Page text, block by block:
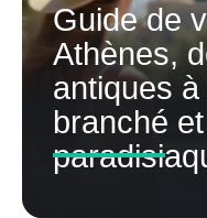
Guide de
Athènes,
antiques
branché